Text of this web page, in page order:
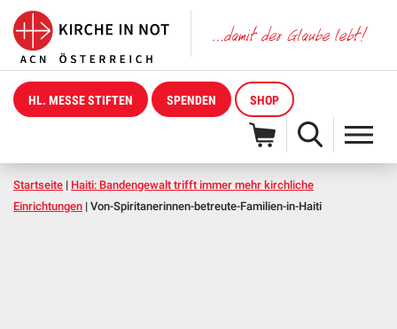
HL. MESSE STIFTEN SPENDEN SHOP
Startseite | Haiti: Bandengewalt trifft immer mehr kirchliche
Einrichtungen | Von-Spiritanerinnen-betreute-Familien-in-Haiti